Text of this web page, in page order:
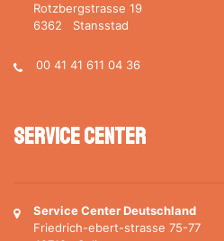
Rotzbergstrasse 19
6362 Stansstad
00 41 41 611 04 36
Service Center
Service Center Deutschland
Friedrich-ebert-strasse 75-77